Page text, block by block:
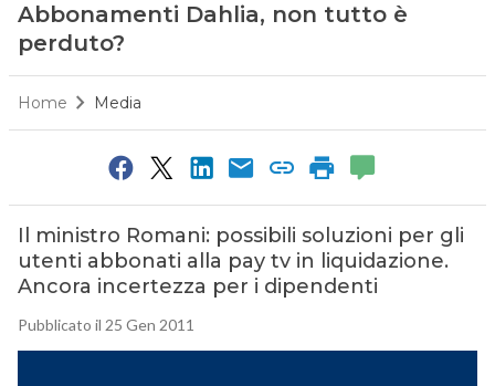
Abbonamenti Dahlia, non tutto è
perduto?
Home Media
Il ministro Romani: possibili soluzioni per gli
utenti abbonati alla pay tv in liquidazione.
Ancora incertezza per i dipendenti
Pubblicato il 25 Gen 2011